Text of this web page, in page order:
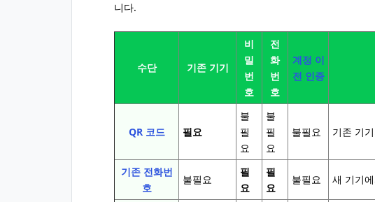
니다.
수단 기존 기기
비
밀
번
호
전
화
번
호
계정 이
전 인증
QR 코드 필요
불
필
요
불
필
요
불필요 기존 기
기존 전화번
호
불필요
필
요
필
요
불필요 새 기기